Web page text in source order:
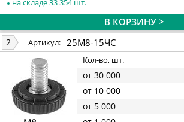
на складе 33 354 шт.
В КОРЗИНУ >
2 Артикул: 25М8-15ЧС
Кол-во, шт.
от 30 000
от 10 000
от 5 000